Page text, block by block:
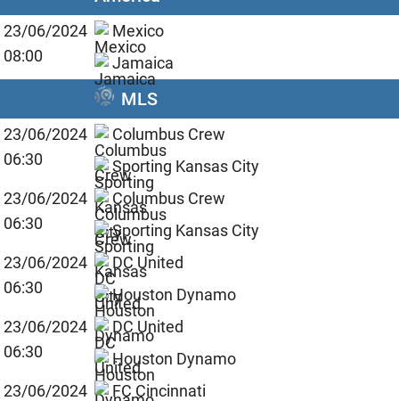
23/06/2024
08:00
Mexico
Jamaica
MLS
23/06/2024
06:30
Columbus Crew
Sporting Kansas City
23/06/2024
06:30
Columbus Crew
Sporting Kansas City
23/06/2024
06:30
DC United
Houston Dynamo
23/06/2024
06:30
DC United
Houston Dynamo
23/06/2024
FC Cincinnati